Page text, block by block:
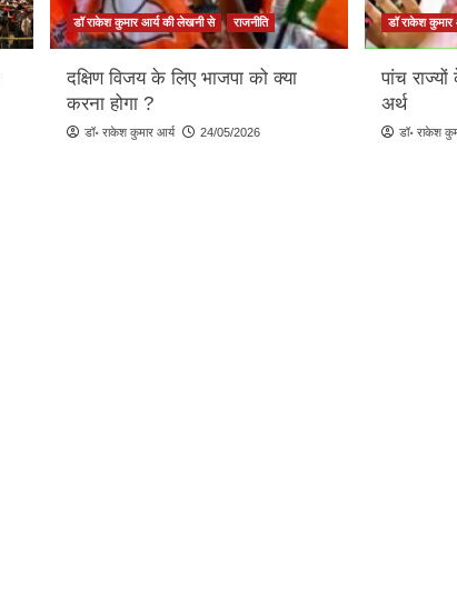
डॉ राकेश कुमार आर्य की लेखनी से राजनीति
दक्षिण विजय के लिए भाजपा को क्या
करना होगा ?
डॉ॰ राकेश कुमार आर्य 24/05/2026
डॉ राकेश
पांच
अर्थ
डॉ॰ राकेश